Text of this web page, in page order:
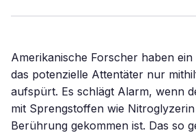
Amerikanische Forscher haben
das potenzielle Attentäter nur
aufspürt. Es schlägt Alarm, wenn
mit Sprengstoffen wie
Berührung gekommen ist. Das so